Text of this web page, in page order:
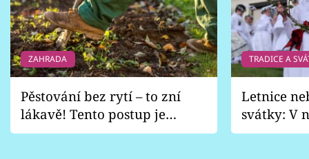
ZAHRADA
Pěstování bez rytí – to zní
lákavě! Tento postup je
vhodný jen pro některé
TRADICE A
Letnice
svátky: V
pondělí